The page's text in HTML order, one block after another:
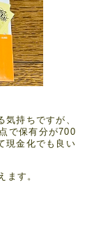
持ちですが、
で保有分が700
現金化でも良い
ます。